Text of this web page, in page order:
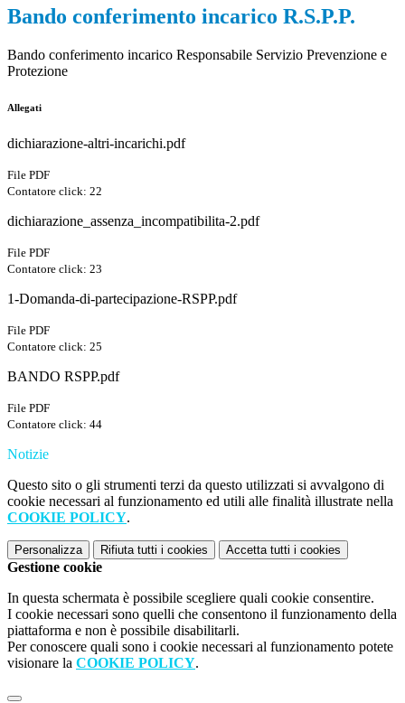
Bando conferimento incarico R.S.P.P.
Bando conferimento incarico Responsabile Servizio Prevenzione e
Protezione
Allegati
dichiarazione-altri-incarichi.pdf
File PDF
Contatore click: 22
dichiarazione_assenza_incompatibilita-2.pdf
File PDF
Contatore click: 23
1-Domanda-di-partecipazione-RSPP.pdf
File PDF
Contatore click: 25
BANDO RSPP.pdf
File PDF
Contatore click: 44
Notizie
Questo sito o gli strumenti terzi da questo utilizzati si avvalgono di
cookie necessari al funzionamento ed utili alle finalità illustrate nella
COOKIE POLICY.
Personalizza Rifiuta tutti i cookies Accetta tutti i cookies
Gestione cookie
In questa schermata è possibile scegliere quali cookie consentire.
I cookie necessari sono quelli che consentono il funzionamento della
piattaforma e non è possibile disabilitarli.
Per conoscere quali sono i cookie necessari al funzionamento potete
visionare la COOKIE POLICY.